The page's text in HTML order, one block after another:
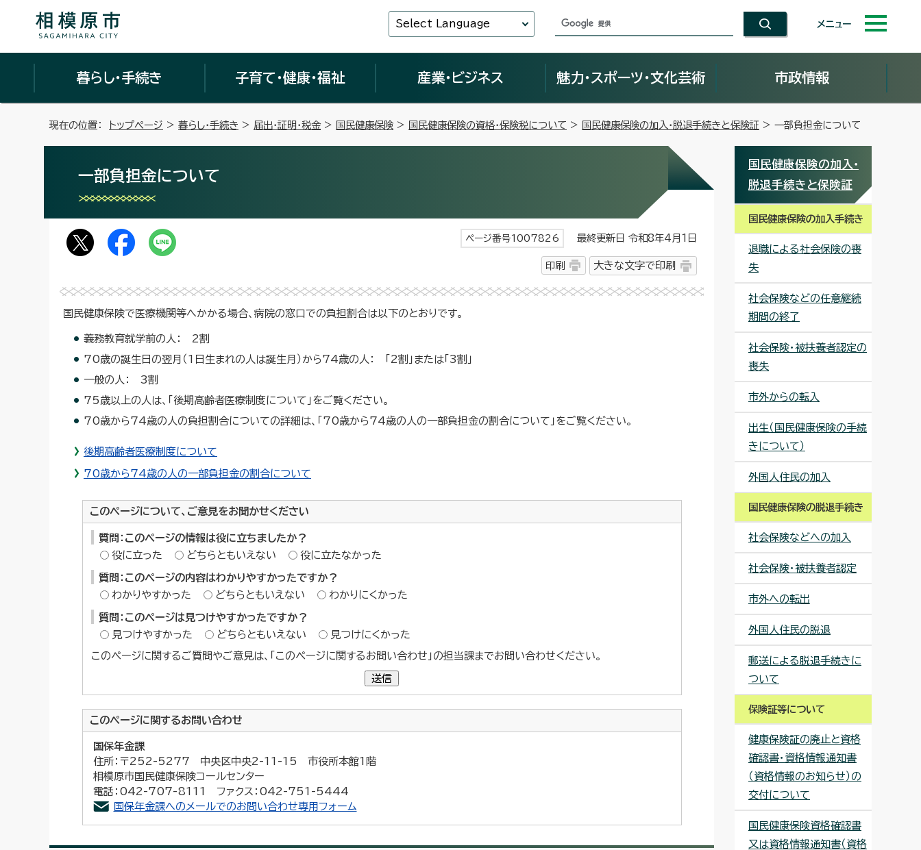
Select Language メニュー
暮らし・手続き 子育て・健康・福祉 産業・ビジネス 魅力・スポーツ・文化芸術 市政情報
現在の位置： トップページ > 暮らし・手続き > 届出・証明・税金> 国民健康保険 > 国民健康保険の資格・保険税について > 国民健康保険の加入・脱退手続きと保険証 > 一部負担金について
一部負担金について
ページ番号1007826 最終更新日 令和8年4月1日
印刷 大きな文字で印刷
国民健康保険で医療機関等へかかる場合、病院の窓口での負担割合は以下のとおりです。
義務教育就学前の人： 2割
70歳の誕生日の翌月（1日生まれの人は誕生月）から74歳の人： 「2割」または「3割」
一般の人： 3割
75歳以上の人は、「後期高齢者医療制度について」をご覧ください。
70歳から74歳の人の負担割合についての詳細は、「70歳から74歳の人の一部負担金の割合について」をご覧ください。
後期高齢者医療制度について
70歳から74歳の人の一部負担金の割合について
このページについて、ご意見をお聞かせください
質問：このページの情報は役に立ちましたか？
役に立った
どちらともいえない 役に立たなかった
質問：このページの内容はわかりやすかったですか？
わかりやすかった
どちらともいえない わかりにくかった
質問：このページは見つけやすかったですか？
見つけやすかった
どちらともいえない 見つけにくかった
このページに関するご質問やご意見は、「このページに関するお問い合わせ」の担当課までお問い合わせください。
送信
このページに関するお問い合わせ
国保年金課
住所：〒252-5277 中央区中央2-11-15 市役所本館1階
相模原市国民健康保険コールセンター
電話：042-707-8111 ファクス：042-751-5444
国保年金課へのメールでのお問い合わせ専用フォーム
国民健康保険の加入・
脱退手続きと保険証
国民健康保険の加入手続き
退職による社会保険の喪
失
社会保険などの任意継続
期間の終了
社会保険・被扶養者認定の
喪失
市外からの転入
出生（国民健康保険の手続
きについて）
外国人住民の加入
国民健康保険の脱退手続き
社会保険などへの加入
社会保険・被扶養者認定
市外への転出
外国人住民の脱退
郵送による脱退手続きに
ついて
保険証等について
健康保険証の廃止と資格
確認書・資格情報通知書
（資格情報のお知らせ）の
交付について
国民健康保険資格確認書
又は資格情報通知書（資格